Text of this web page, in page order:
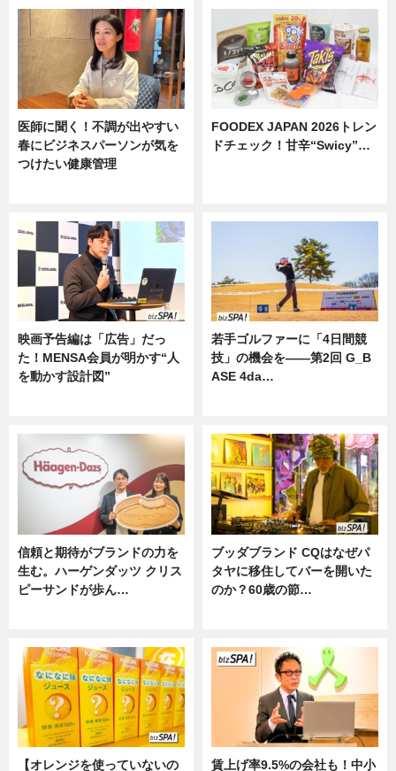
医師に聞く！不調が出やすい
春にビジネスパーソンが気を
つけたい健康管理
FOODEX JAPAN 2026トレン
ドチェック！甘辛“Swicy”…
映画予告編は「広告」だっ
た！MENSA会員が明かす“人
を動かす設計図”
若手ゴルファーに「4日間競
技」の機会を——第2回 G_B
ASE 4da…
信頼と期待がブランドの力を
生む。ハーゲンダッツ クリス
ピーサンドが歩ん…
ブッダブランド CQはなぜパ
タヤに移住してバーを開いた
のか？60歳の節…
【オレンジを使っていないの 賃上げ率9.5%の会社も！中小